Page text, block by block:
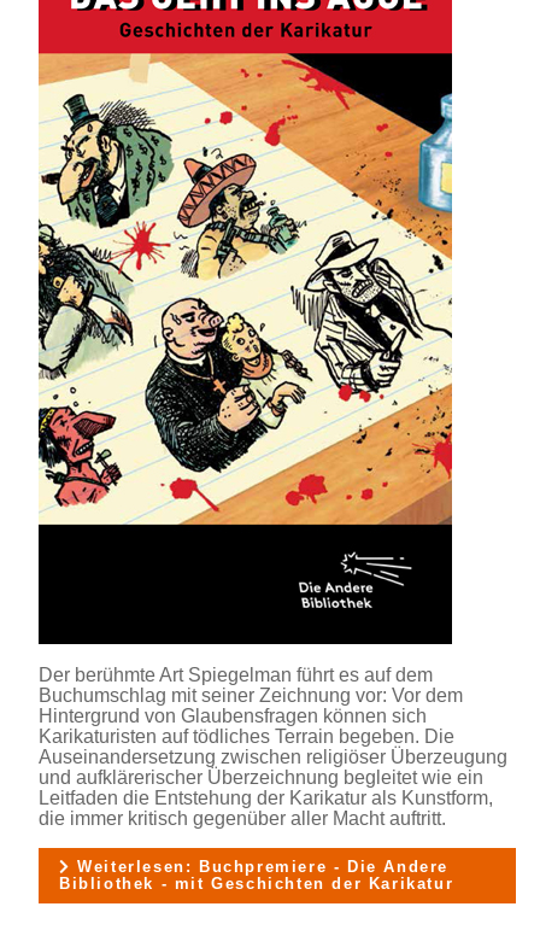
Der berühmte Art Spiegelman führt es auf dem
Buchumschlag mit seiner Zeichnung vor: Vor dem
Hintergrund von Glaubensfragen können sich
Karikaturisten auf tödliches Terrain begeben. Die
Auseinandersetzung zwischen religiöser Überzeugung
und aufklärerischer Überzeichnung begleitet wie ein
Leitfaden die Entstehung der Karikatur als Kunstform,
die immer kritisch gegenüber aller Macht auftritt.
Weiterlesen: Buchpremiere - Die Andere
Bibliothek - mit Geschichten der Karikatur